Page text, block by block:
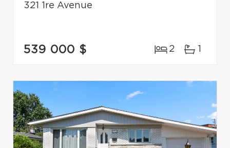
321 1re Avenue
539 000 $ 2 1